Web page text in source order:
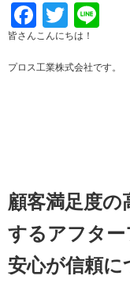
Facebook
Twitter
皆さんこんにちは！
プロス工業株式会社です。
顧客満足度の
するアフタ
安心が信頼に